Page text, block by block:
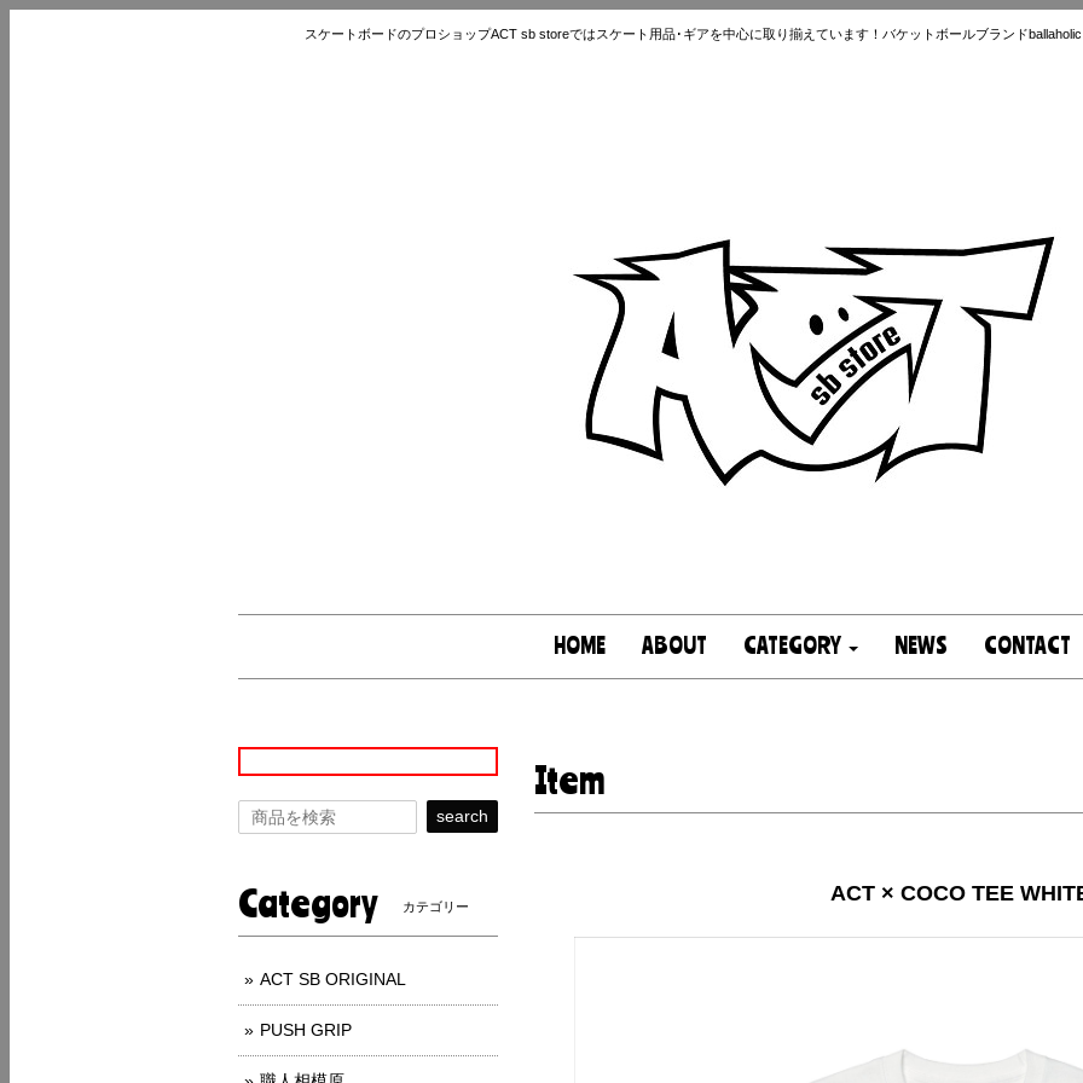
スケートボードのプロショップACT sb storeではスケート用品･ギアを中心に取り揃えています！バケットボールブランド
HOME ABOUT CATEGORY NEWS CONTACT
Item
ACT × COCO TEE
search
Category カテゴリー
ACT SB ORIGINAL
PUSH GRIP